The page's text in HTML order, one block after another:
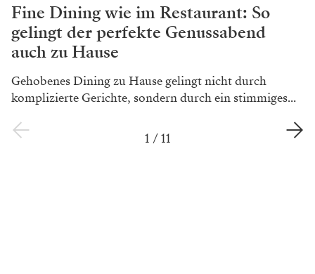
Fine Dining wie im Restaurant: So
gelingt der perfekte Genussabend
auch zu Hause
Gehobenes Dining zu Hause gelingt nicht durch
komplizierte Gerichte, sondern durch ein stimmiges...
1 /11